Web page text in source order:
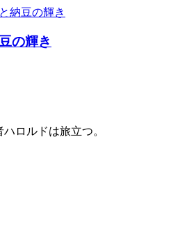
の輝き
ロルドは旅立つ。